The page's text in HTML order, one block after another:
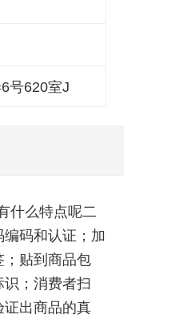
号620室J
什么特点呢二
码和认证；加
；贴到商品包
；消费者扫
出商品的真